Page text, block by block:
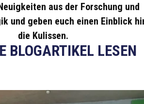
aus der Forschung und
und geben euch einen Einblick
die Kulissen.
BLOGARTIKEL LESEN